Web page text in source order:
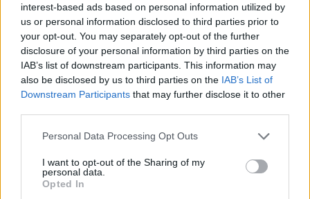
interest-based ads based on personal information utilized by
us or personal information disclosed to third parties prior to
your opt-out. You may separately opt-out of the further
disclosure of your personal information by third parties on the
IAB’s list of downstream participants. This information may
also be disclosed by us to third parties on the IAB’s List of
Downstream Participants that may further disclose it to other
Personal Data Processing Opt Outs
I want to opt-out of the Sharing of my
personal data.
Opted In
Mihail Neamțu (5 aprilie 2024):
„Am făcut niște declarații
violente la adresa lui George
avut eleganța să le uite și să le
ierte. Astăzi le regret, sunt lovite
de nulitate”